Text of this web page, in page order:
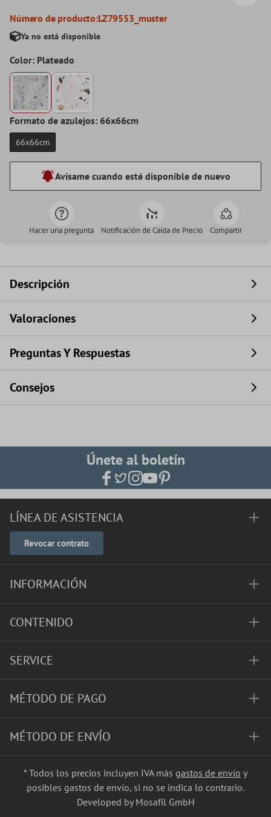
Número de producto:LZ79553_muster
Ya no está disponible
Color: Plateado
Formato de azulejos: 66x66cm
66x66cm
Avísame cuando esté disponible de nuevo
Hacer una pregunta Notificación de Caída de Precio Compartir
Descripción
Valoraciones
Preguntas Y Respuestas
Consejos
Únete al boletín
LÍNEA DE ASISTENCIA
Revocar contrato
INFORMACIÓN
CONTENIDO
SERVICE
MÉTODO DE PAGO
MÉTODO DE ENVÍO
* Todos los precios incluyen IVA más gastos de envío y
posibles gastos de envío, si no se indica lo contrario.
Developed by Mosafil GmbH